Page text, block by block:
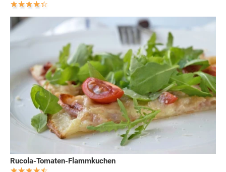
Rucola-Tomaten-Flammkuchen